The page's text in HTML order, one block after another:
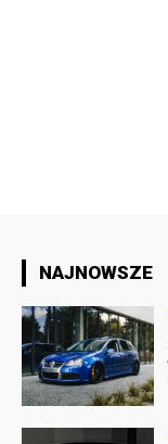
NAJNOWSZE